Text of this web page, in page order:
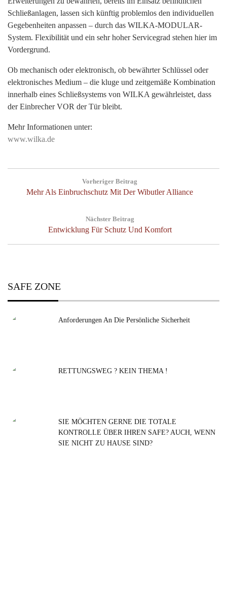
Suchen
nach:
Schließanlagen, lassen sich künftig problemlos den individuellen
Gegebenheiten anpassen – durch das WILKA-MODULAR-
System. Flexibilität und ein sehr hoher Servicegrad stehen hier im
Vordergrund.
Ob mechanisch oder elektronisch, ob bewährter Schlüssel oder
elektronisches Medium – die kluge und zeitgemäße Kombination
innerhalb eines Schließsystems von WILKA gewährleistet, dass
der Einbrecher VOR der Tür bleibt.
Mehr Informationen unter:
www.wilka.de
Vorheriger Beitrag
Previous
Mehr Als Einbruchschutz Mit Der Wibutler Alliance
Nächster Beitrag
Next
Entwicklung Für Schutz Und Komfort
SAFE ZONE
Anforderungen An Die Persönliche Sicherheit
RETTUNGSWEG ? KEIN THEMA !
SIE MÖCHTEN GERNE DIE TOTALE
KONTROLLE ÜBER IHREN SAFE? AUCH, WENN
SIE NICHT ZU HAUSE SIND?